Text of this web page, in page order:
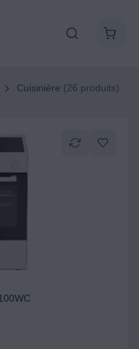
Cuisinière (26 produits)